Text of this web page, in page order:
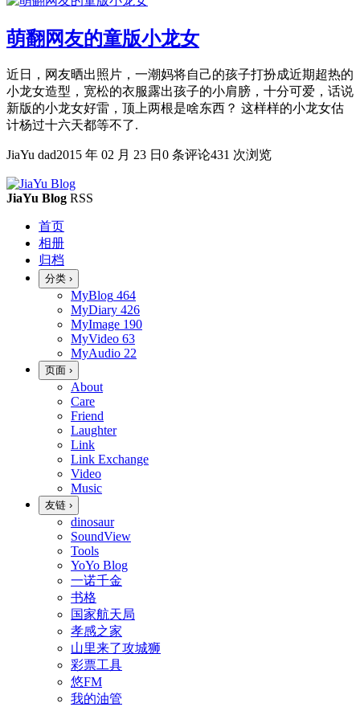
萌翻网友的童版小龙女
近日，网友晒出照片，一潮妈将自己的孩子打扮成近期超热的
小龙女造型，宽松的衣服露出孩子的小肩膀，十分可爱，话说
新版的小龙女好雷，顶上两根是啥东西？ 这样样的小龙女估
计杨过十六天都等不了.
JiaYu dad2015 年 02 月 23 日 0 条评论431 次浏览
JiaYu Blog RSS
首页
相册
归档
分类 ›
MyBlog 464
MyDiary 426
MyImage 190
MyVideo 63
MyAudio 22
页面 ›
About
Care
Friend
Laughter
Link
Link Exchange
Video
Music
友链 ›
dinosaur
SoundView
Tools
YoYo Blog
一诺千金
书格
国家航天局
孝感之家
山里来了攻城狮
彩票工具
悠FM
我的油管